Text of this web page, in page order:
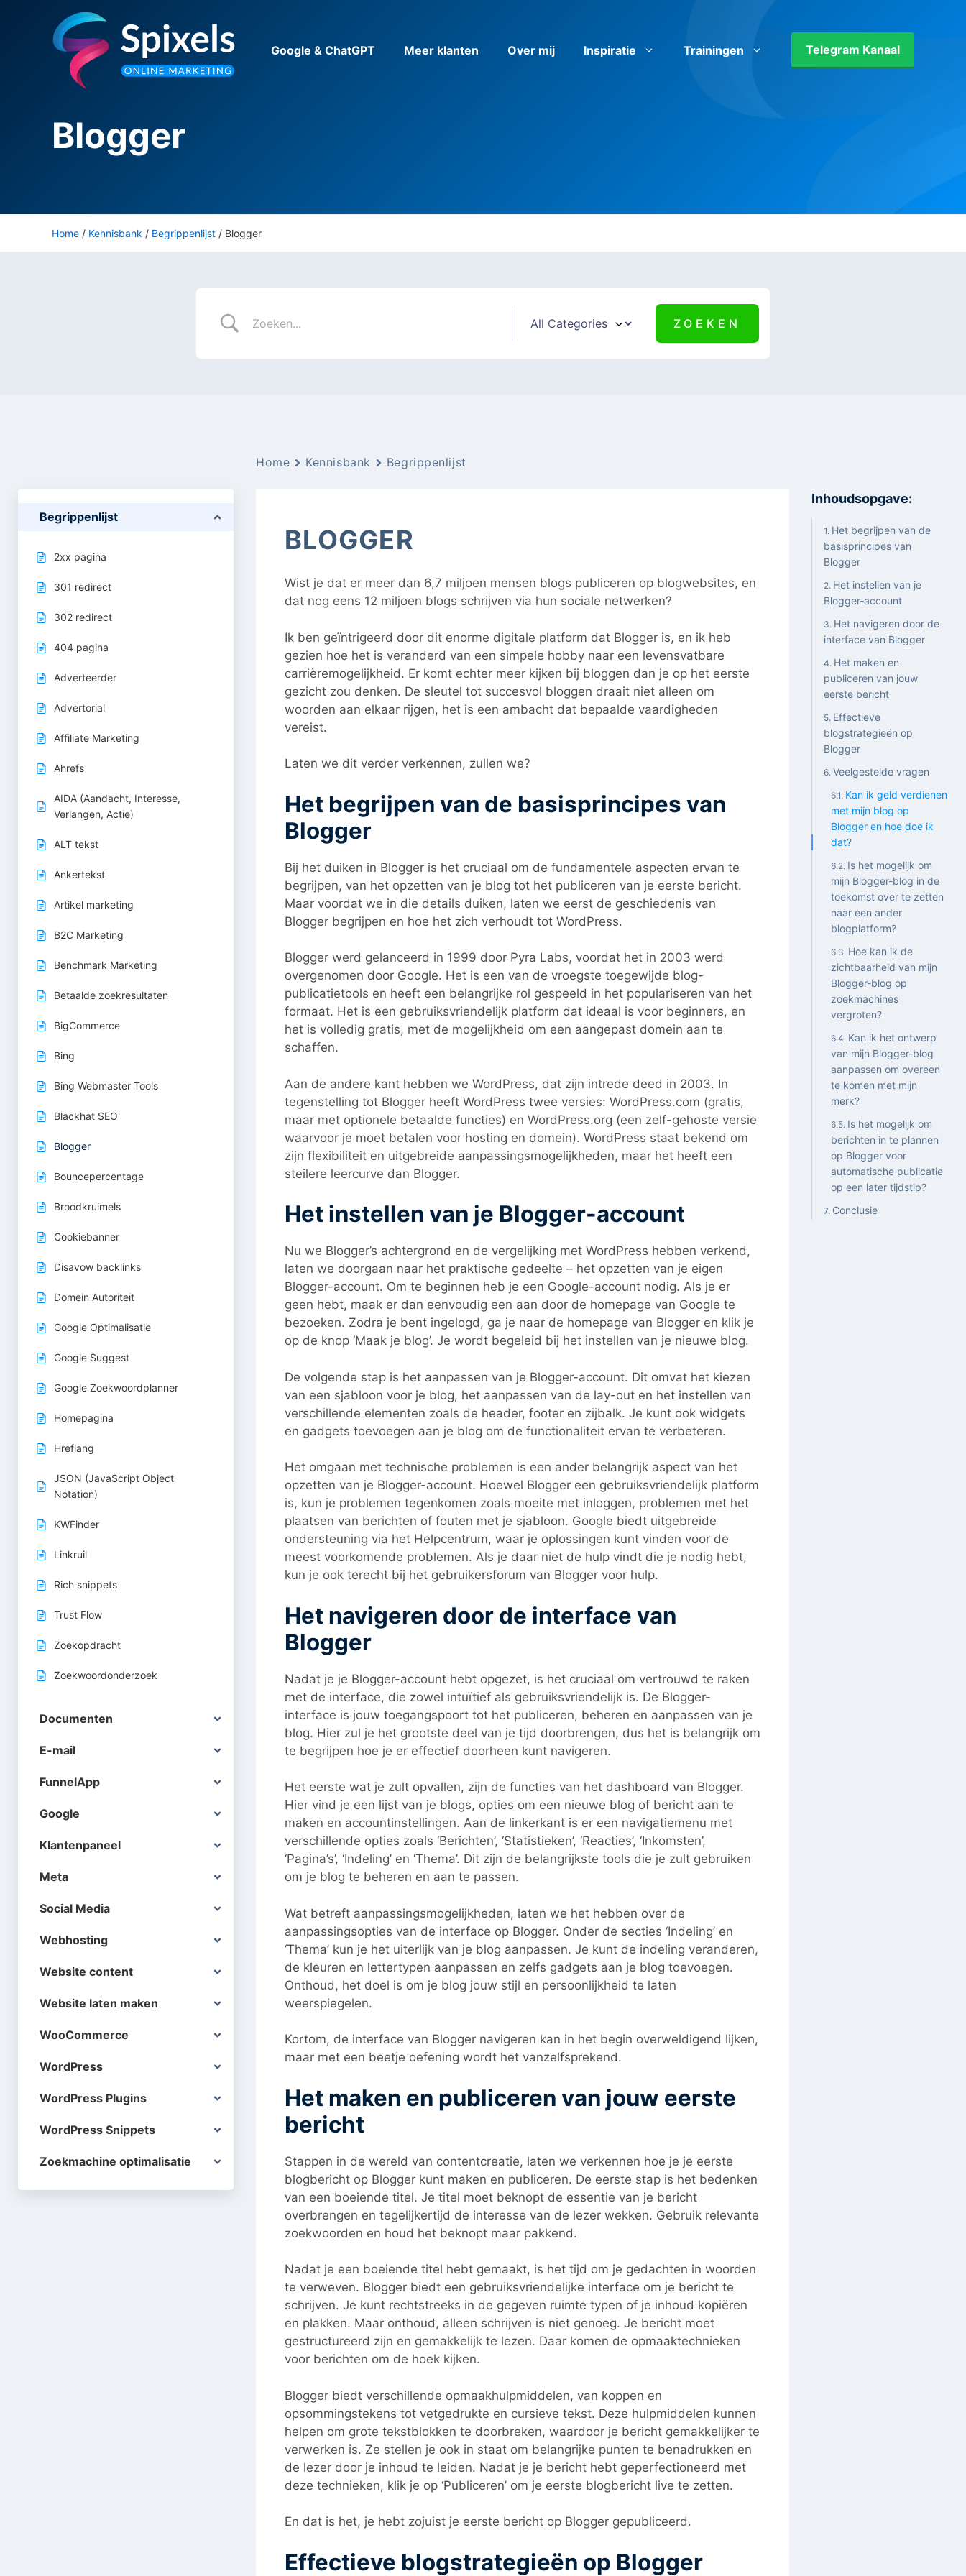
Google & ChatGPT Meer klanten Over mij Inspiratie Trainingen Telegram Kanaal
Blogger
Home / Kennisbank / Begrippenlijst / Blogger
Begrippenlijst
2xx pagina
301 redirect
302 redirect
404 pagina
Adverteerder
Advertorial
Affiliate Marketing
Ahrefs
AIDA (Aandacht, Interesse,
Verlangen, Actie)
ALT tekst
Ankertekst
Artikel marketing
B2C Marketing
Benchmark Marketing
Betaalde zoekresultaten
BigCommerce
Bing
Bing Webmaster Tools
Blackhat SEO
Blogger
Bouncepercentage
Broodkruimels
Cookiebanner
Disavow backlinks
Domein Autoriteit
Google Optimalisatie
Google Suggest
Google Zoekwoordplanner
Homepagina
Hreflang
JSON (JavaScript Object
Notation)
KWFinder
Linkruil
Rich snippets
Trust Flow
Zoekopdracht
Zoekwoordonderzoek
Documenten
E-mail
FunnelApp
Google
Klantenpaneel
Meta
Social Media
Webhosting
Website content
Website laten maken
WooCommerce
WordPress
WordPress Plugins
WordPress Snippets
Zoekmachine optimalisatie
Home Kennisbank Begrippenlijst
BLOGGER
Wist je dat er meer dan 6,7 miljoen mensen blogs publiceren op blogwebsites, en
dat nog eens 12 miljoen blogs schrijven via hun sociale netwerken?
Ik ben geïntrigeerd door dit enorme digitale platform dat Blogger is, en ik heb
gezien hoe het is veranderd van een simpele hobby naar een levensvatbare
carrièremogelijkheid. Er komt echter meer kijken bij bloggen dan je op het eerste
gezicht zou denken. De sleutel tot succesvol bloggen draait niet alleen om
woorden aan elkaar rijgen, het is een ambacht dat bepaalde vaardigheden
vereist.
Laten we dit verder verkennen, zullen we?
Het begrijpen van de basisprincipes van
Blogger
Bij het duiken in Blogger is het cruciaal om de fundamentele aspecten ervan te
begrijpen, van het opzetten van je blog tot het publiceren van je eerste bericht.
Maar voordat we in die details duiken, laten we eerst de geschiedenis van
Blogger begrijpen en hoe het zich verhoudt tot WordPress.
Blogger werd gelanceerd in 1999 door Pyra Labs, voordat het in 2003 werd
overgenomen door Google. Het is een van de vroegste toegewijde blog-
publicatietools en heeft een belangrijke rol gespeeld in het populariseren van het
formaat. Het is een gebruiksvriendelijk platform dat ideaal is voor beginners, en
het is volledig gratis, met de mogelijkheid om een aangepast domein aan te
schaffen.
Aan de andere kant hebben we WordPress, dat zijn intrede deed in 2003. In
tegenstelling tot Blogger heeft WordPress twee versies: WordPress.com (gratis,
maar met optionele betaalde functies) en WordPress.org (een zelf-gehoste versie
waarvoor je moet betalen voor hosting en domein). WordPress staat bekend om
zijn flexibiliteit en uitgebreide aanpassingsmogelijkheden, maar het heeft een
steilere leercurve dan Blogger.
Het instellen van je Blogger-account
Nu we Blogger’s achtergrond en de vergelijking met WordPress hebben verkend,
laten we doorgaan naar het praktische gedeelte – het opzetten van je eigen
Blogger-account. Om te beginnen heb je een Google-account nodig. Als je er
geen hebt, maak er dan eenvoudig een aan door de homepage van Google te
bezoeken. Zodra je bent ingelogd, ga je naar de homepage van Blogger en klik je
op de knop ‘Maak je blog’. Je wordt begeleid bij het instellen van je nieuwe blog.
De volgende stap is het aanpassen van je Blogger-account. Dit omvat het kiezen
van een sjabloon voor je blog, het aanpassen van de lay-out en het instellen van
verschillende elementen zoals de header, footer en zijbalk. Je kunt ook widgets
en gadgets toevoegen aan je blog om de functionaliteit ervan te verbeteren.
Het omgaan met technische problemen is een ander belangrijk aspect van het
opzetten van je Blogger-account. Hoewel Blogger een gebruiksvriendelijk platform
is, kun je problemen tegenkomen zoals moeite met inloggen, problemen met het
plaatsen van berichten of fouten met je sjabloon. Google biedt uitgebreide
ondersteuning via het Helpcentrum, waar je oplossingen kunt vinden voor de
meest voorkomende problemen. Als je daar niet de hulp vindt die je nodig hebt,
kun je ook terecht bij het gebruikersforum van Blogger voor hulp.
Het navigeren door de interface van
Blogger
Nadat je je Blogger-account hebt opgezet, is het cruciaal om vertrouwd te raken
met de interface, die zowel intuïtief als gebruiksvriendelijk is. De Blogger-
interface is jouw toegangspoort tot het publiceren, beheren en aanpassen van je
blog. Hier zul je het grootste deel van je tijd doorbrengen, dus het is belangrijk om
te begrijpen hoe je er effectief doorheen kunt navigeren.
Het eerste wat je zult opvallen, zijn de functies van het dashboard van Blogger.
Hier vind je een lijst van je blogs, opties om een nieuwe blog of bericht aan te
maken en accountinstellingen. Aan de linkerkant is er een navigatiemenu met
verschillende opties zoals ‘Berichten’, ‘Statistieken’, ‘Reacties’, ‘Inkomsten’,
‘Pagina’s’, ‘Indeling’ en ‘Thema’. Dit zijn de belangrijkste tools die je zult gebruiken
om je blog te beheren en aan te passen.
Wat betreft aanpassingsmogelijkheden, laten we het hebben over de
aanpassingsopties van de interface op Blogger. Onder de secties ‘Indeling’ en
‘Thema’ kun je het uiterlijk van je blog aanpassen. Je kunt de indeling veranderen,
de kleuren en lettertypen aanpassen en zelfs gadgets aan je blog toevoegen.
Onthoud, het doel is om je blog jouw stijl en persoonlijkheid te laten
weerspiegelen.
Kortom, de interface van Blogger navigeren kan in het begin overweldigend lijken,
maar met een beetje oefening wordt het vanzelfsprekend.
Het maken en publiceren van jouw eerste
bericht
Stappen in de wereld van contentcreatie, laten we verkennen hoe je je eerste
blogbericht op Blogger kunt maken en publiceren. De eerste stap is het bedenken
van een boeiende titel. Je titel moet beknopt de essentie van je bericht
overbrengen en tegelijkertijd de interesse van de lezer wekken. Gebruik relevante
zoekwoorden en houd het beknopt maar pakkend.
Nadat je een boeiende titel hebt gemaakt, is het tijd om je gedachten in woorden
te verweven. Blogger biedt een gebruiksvriendelijke interface om je bericht te
schrijven. Je kunt rechtstreeks in de gegeven ruimte typen of je inhoud kopiëren
en plakken. Maar onthoud, alleen schrijven is niet genoeg. Je bericht moet
gestructureerd zijn en gemakkelijk te lezen. Daar komen de opmaaktechnieken
voor berichten om de hoek kijken.
Blogger biedt verschillende opmaakhulpmiddelen, van koppen en
opsommingstekens tot vetgedrukte en cursieve tekst. Deze hulpmiddelen kunnen
helpen om grote tekstblokken te doorbreken, waardoor je bericht gemakkelijker te
verwerken is. Ze stellen je ook in staat om belangrijke punten te benadrukken en
de lezer door je inhoud te leiden. Nadat je je bericht hebt geperfectioneerd met
deze technieken, klik je op ‘Publiceren’ om je eerste blogbericht live te zetten.
En dat is het, je hebt zojuist je eerste bericht op Blogger gepubliceerd.
Effectieve blogstrategieën op Blogger
Inhoudsopgave:
Het begrijpen van de
basisprincipes van
Blogger
Het instellen van je
Blogger-account
Het navigeren door de
interface van Blogger
Het maken en
publiceren van jouw
eerste bericht
Effectieve
blogstrategieën op
Blogger
Veelgestelde vragen
Kan ik geld verdienen
met mijn blog op
Blogger en hoe doe ik
dat?
Is het mogelijk om
mijn Blogger-blog in de
toekomst over te zetten
naar een ander
blogplatform?
Hoe kan ik de
zichtbaarheid van mijn
Blogger-blog op
zoekmachines
vergroten?
Kan ik het ontwerp
van mijn Blogger-blog
aanpassen om overeen
te komen met mijn
merk?
Is het mogelijk om
berichten in te plannen
op Blogger voor
automatische publicatie
op een later tijdstip?
Conclusie